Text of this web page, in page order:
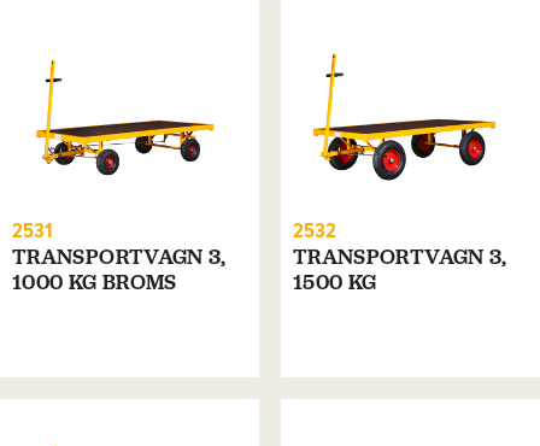
2531
TRANSPORTVAGN 3,
1000 KG BROMS
2532
TRANSPORTVAGN 3,
1500 KG